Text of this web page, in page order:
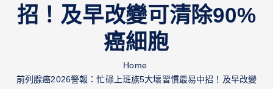
招！及早改變可清除90%
癌細胞
Home
前列腺癌2026警報：忙碌上班族5大壞習慣最易中招！及早改變